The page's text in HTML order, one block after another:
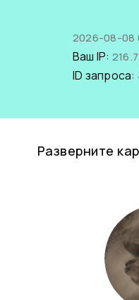
2026-08-08
Ваш IP:
ID запроса:
Разверните